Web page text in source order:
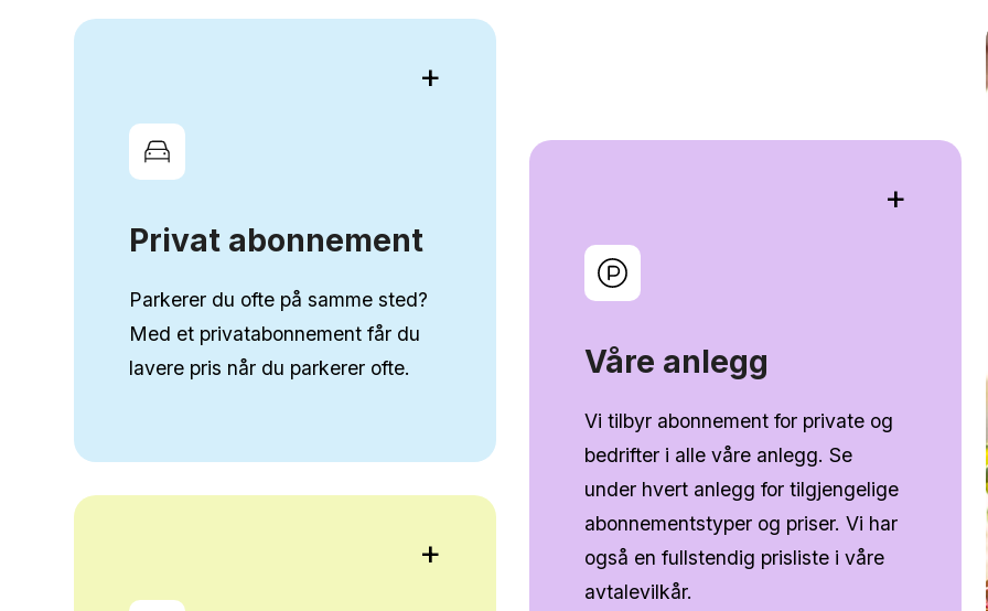
+
Privat abonnement
Parkerer du ofte på samme sted?
Med et privatabonnement får du
lavere pris når du parkerer ofte.
+
+
Våre anlegg
Vi tilbyr abonnement for private og
bedrifter i alle våre anlegg. Se
under hvert anlegg for tilgjengelige
abonnementstyper og priser. Vi har
også en fullstendig prisliste i våre
avtalevilkår.